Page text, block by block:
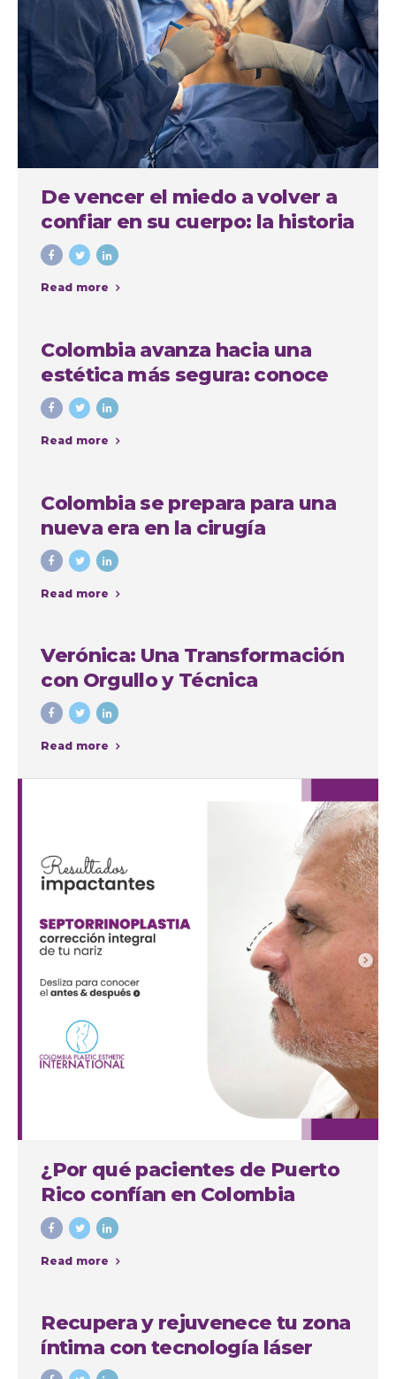
De vencer el miedo a volver a
confiar en su cuerpo: la historia
de Anna, paciente
internacional en Medellín
Read more
Colombia avanza hacia una
estética más segura: conoce
quiénes podrán realizar
procedimientos estéticos
Read more
Colombia se prepara para una
nueva era en la cirugía
estética: avanza proyecto de
ley que regula las
intervenciones con fines
Read more
Verónica: Una Transformación
con Orgullo y Técnica
Read more
¿Por qué pacientes de Puerto
Rico confían en Colombia
Plastic para su septorinoplastia
en Medellín?
Read more
Recupera y rejuvenece tu zona
íntima con tecnología láser